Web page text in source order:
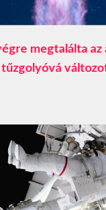
megtalálta az